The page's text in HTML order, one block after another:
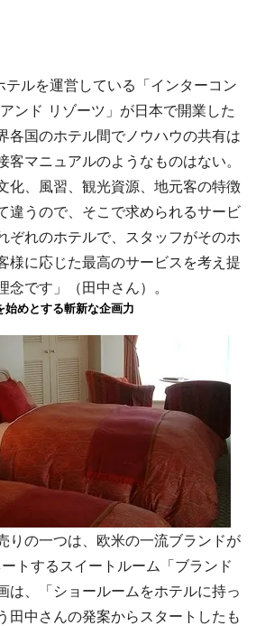
ルを運営している「インターコン
ンド リゾーツ」が日本で開業した
各国のホテル間でノウハウの共有は
客マニュアルのようなものはない。
化、風習、観光資源、地元客の特徴
違うので、そこで求められるサービ
ぞれのホテルで、スタッフがそのホ
様に応じた最高のサービスを考え提
です」（田中さん）。
めとする斬新な企画力
りの一つは、欧米の一流ブランドが
トするスイートルーム「ブランド
は、「ショールームをホテルに持っ
田中さんの発案からスタートしたも